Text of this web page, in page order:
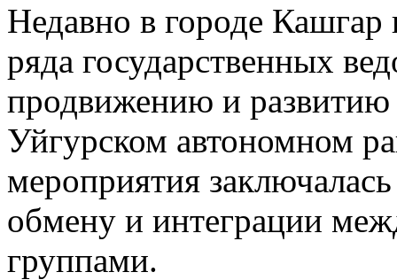
Недавно в городе Кашгар
ряда государственных
продвижению и развитию
Уйгурском автономном
мероприятия
обмену и интеграции
группами.